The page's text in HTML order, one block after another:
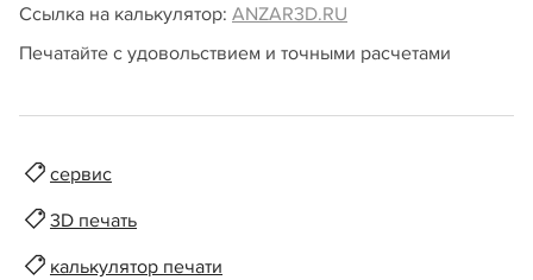
Ссылка на калькулятор: ANZAR3D.RU
Печатайте с удовольствием и точными расчетами
сервис
3D печать
калькулятор печати